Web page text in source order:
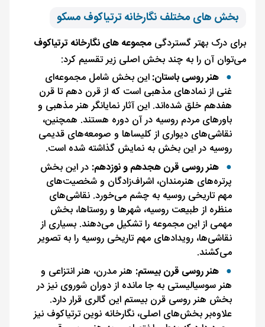
بخش های مختلف نگارخانه ترتیاکوف مسکو
برای درک بهتر گستردگی مجموعه های نگارخانه ترتیاکوف
می‌توان آن را به چند بخش اصلی زیر تقسیم کرد:
هنر روسی باستان:این بخش شامل مجموعه‌ای
غنی از نمادهای مذهبی است که از قرن دهم تا قرن
هفدهم خلق شده‌اند. این آثار نمایانگر هنر مذهبی و
باورهای مردم روسیه در آن دوره هستند. همچنین،
نقاشی‌های دیواری از کلیساها و صومعه‌های قدیمی
روسیه در این بخش به نمایش گذاشته شده است.
هنر روسی قرن هجدهم و نوزدهم: در این بخش
پرتره‌های هنرمندان، اشراف‌زادگان و شخصیت‌های
مهم تاریخی روسیه به چشم می‌خورد. نقاشی‌های
منظره از طبیعت روسیه، شهرها و روستاها، بخش
مهمی از این مجموعه را تشکیل می‌دهند. بسیاری از
نقاشی‌ها، رویدادهای مهم تاریخی روسیه را به تصویر
می‌کشند.
هنر روسی قرن بیستم: هنر مدرن، هنر انتزاعی و
هنر سوسیالیستی به جا مانده از دوران شوروی نیز در
بخش هنر روسی قرن بیستم این گالری قرار دارد.
علاوه‌بر بخش‌های اصلی، نگارخانه نوین ترتیاکوف نیز